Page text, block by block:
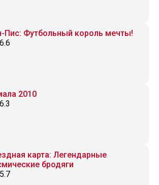
Пис: Футбольный король мечты!
6.6
2010
6.3
карта: Легендарные
бродяги
5.7